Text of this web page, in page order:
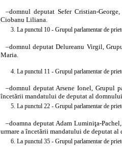
–domnul deputat Sefer Cristian-
Ciobanu Liliana.
3. La punctul 10 - Grupul parlamentar de
–domnul deputat Delureanu Virgil,
Maria.
4. La punctul 11 - Grupul parlamentar de
–domnul deputat Arsene Ionel, Grupul
încetării mandatului de deputat al
5. La punctul 22 - Grupul parlamentar de
–doamna deputat Adam Luminiţa-
urmare a încetării mandatului de deputat
6. La punctul 35 - Grupul parlamentar de